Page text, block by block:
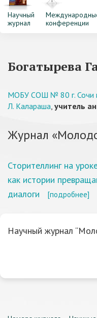
Научный
журнал
конференции
Богатырева
МОБУ СОШ № 80 г. Сочи
Л. Калараша, учитель
Журнал
Сторителлинг на
как истории
диалоги
[подробнее]
Научный журнал